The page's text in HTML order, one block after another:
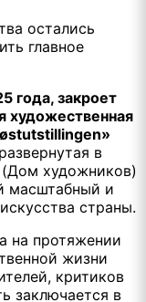
остались
главное
года, закроет
художественная
в
(Дом художников)
масштабный и
страны.
на протяжении
жизни
критиков
заключается в